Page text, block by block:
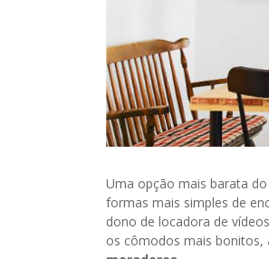
Uma opção mais barata
formas mais simples de
dono de locadora de
os cômodos mais bonitos,